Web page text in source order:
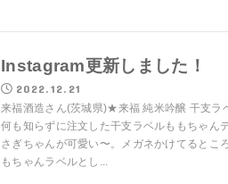
Instagram更新しました！
2022.12.21
来福酒造さん(茨城県)★来福 純米吟醸 干支ラ
何も知らずに注文した干支ラベルももちゃん
さぎちゃんが可愛い〜。メガネかけてるとこ
もちゃんラベルとし...